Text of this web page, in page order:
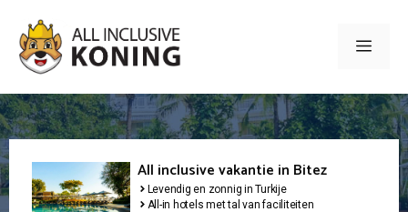
naar
inhoud
Menu
All inclusive vakantie in Bitez
Levendig en zonnig in Turkije
All-in hotels met tal van faciliteiten